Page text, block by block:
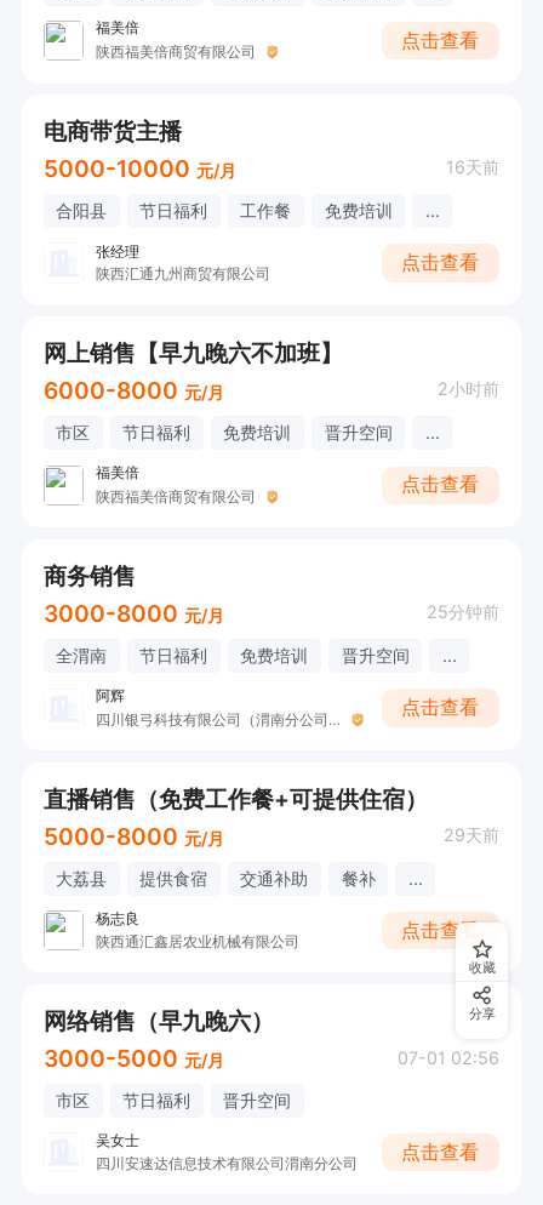
福美倍
陕西福美倍商贸有限公司
点击查看
电商带货主播
5000-10000 元/月 16天前
合阳县 节日福利 工作餐 免费培训 ...
张经理
陕西汇通九州商贸有限公司
点击查看
网上销售【早九晚六不加班】
6000-8000 元/月 2小时前
市区 节日福利 免费培训 晋升空间 ...
福美倍
陕西福美倍商贸有限公司
点击查看
商务销售
3000-8000 元/月 25分钟前
全渭南 节日福利 免费培训 晋升空间 ...
阿辉
四川银弓科技有限公司（渭南分公司）
点击查看
直播销售（免费工作餐+可提供住宿）
5000-8000 元/月 29天前
大荔县 提供食宿 交通补助 餐补 ...
杨志良
陕西通汇鑫居农业机械有限公司
点击查看
网络销售（早九晚六）
3000-5000 元/月 07-01 02:56
市区 节日福利 晋升空间
吴女士
四川安速达信息技术有限公司渭南分公司
点击查看
收藏
分享